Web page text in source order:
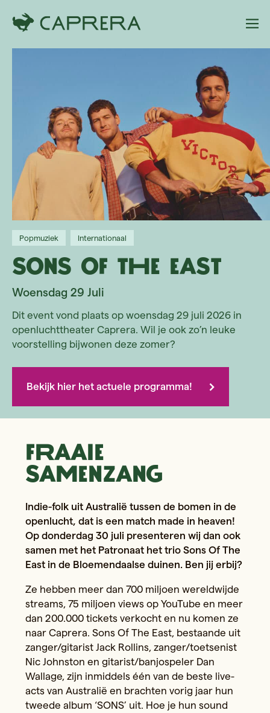
Popmuziek Internationaal
Sons of the East
Woensdag 29 Juli
Dit event vond plaats op woensdag 29 juli 2026 in
openluchttheater Caprera. Wil je ook zo’n leuke
voorstelling bijwonen deze zomer?
Bekijk hier het actuele programma!
Fraaie
Samenzang
Indie-folk uit Australië tussen de bomen in de
openlucht, dat is een match made in heaven!
Op donderdag 30 juli presenteren wij dan ook
samen met het Patronaat het trio Sons Of The
East in de Bloemendaalse duinen. Ben jij erbij?
Ze hebben meer dan 700 miljoen wereldwijde
streams, 75 miljoen views op YouTube en meer
dan 200.000 tickets verkocht en nu komen ze
naar Caprera. Sons Of The East, bestaande uit
zanger/gitarist Jack Rollins, zanger/toetsenist
Nic Johnston en gitarist/banjospeler Dan
Wallage, zijn inmiddels één van de beste live-
acts van Australië en brachten vorig jaar hun
tweede album ‘SONS’ uit. Hoe je hun sound